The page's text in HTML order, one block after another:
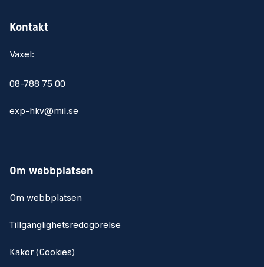
Kontakt
Växel:
08-788 75 00
exp-hkv@mil.se
Om webbplatsen
Om webbplatsen
Tillgänglighetsredogörelse
Kakor (Cookies)